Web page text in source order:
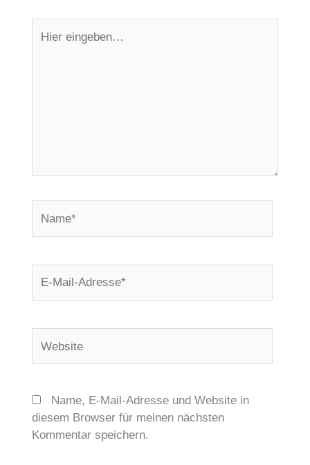
eingeben…
Mail-
Name, E-Mail-Adresse und Website in
diesem Browser für meinen nächsten
Kommentar speichern.